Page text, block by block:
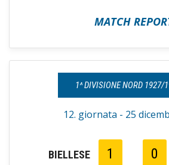
MATCH
1^ DIVISIONE NORD 1927/
12. giornata - 25
BIELLESE 1 0